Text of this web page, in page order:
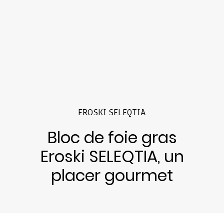
EROSKI SELEQTIA
Bloc de foie gras
Eroski SELEQTIA, un
placer gourmet